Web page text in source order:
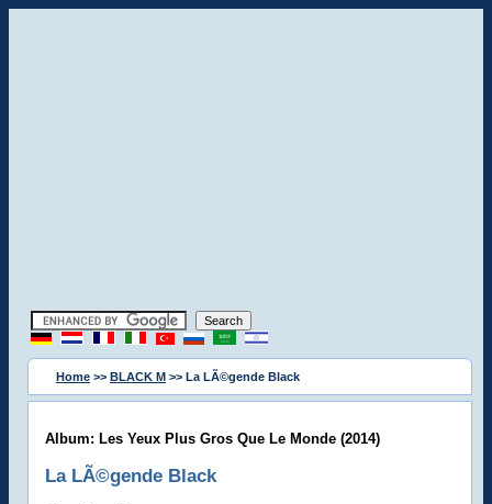
Home >> BLACK M >> La LÃ©gende Black
Album: Les Yeux Plus Gros Que Le Monde (2014)
La LÃ©gende Black